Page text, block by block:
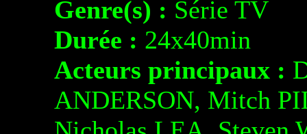
Genre(s) : Série TV
Durée : 24x40min
Acteurs principaux :
ANDERSON, Mitch